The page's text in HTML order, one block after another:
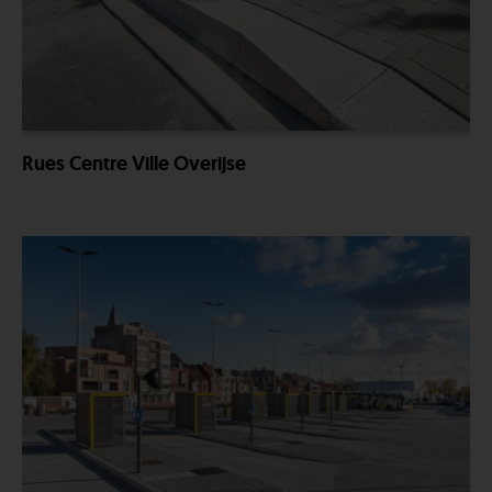
Rues Centre Ville Overijse